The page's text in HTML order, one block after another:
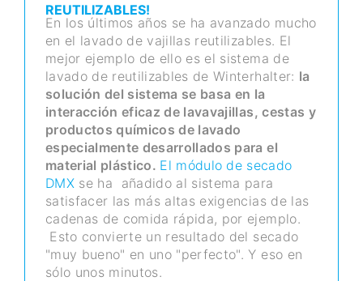
REUTILIZABLES!
En los últimos años se ha avanzado mucho
en el lavado de vajillas reutilizables. El
mejor ejemplo de ello es el sistema de
lavado de reutilizables de Winterhalter: la
solución del sistema se basa en la
interacción eficaz de lavavajillas, cestas y
productos químicos de lavado
especialmente desarrollados para el
material plástico. El módulo de secado
DMXse ha añadido al sistema para
satisfacer las más altas exigencias de las
cadenas de comida rápida, por ejemplo.
Esto convierte un resultado del secado
"muy bueno" en uno "perfecto". Y eso en
sólo unos minutos.